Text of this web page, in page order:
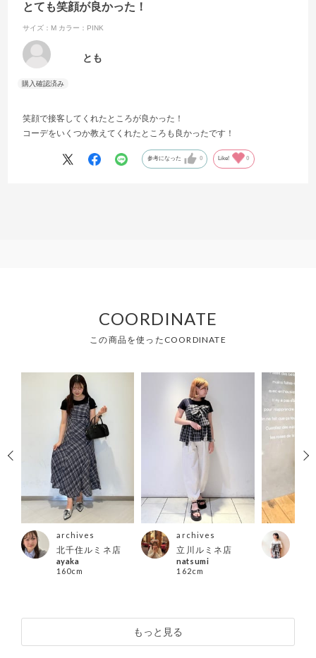
とても笑顔が良かった！
サイズ：M カラー：PINK
とも
笑顔で接客してくれたところが良かった！
コーデをいくつか教えてくれたところも良かったです！
参考になった 0 Like! 0
COORDINATE
この商品を使ったCOORDINATE
archives
北千住ルミネ店
ayaka
160cm
archives
立川ルミネ店
natsumi
162cm
もっと見る